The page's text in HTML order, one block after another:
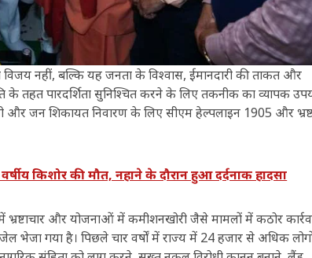
विजय नहीं, बल्कि यह जनता के विश्वास, ईमानदारी की ताकत और
के तहत पारदर्शिता सुनिश्चित करने के लिए तकनीक का व्यापक
और जन शिकायत निवारण के लिए सीएम हेल्पलाइन 1905 और
किशोर की मौत, नहाने के दौरान हुआ दर्दनाक हादसा
भ्रष्टाचार और योजनाओं में कमीशनखोरी जैसे मामलों में कठोर
भेजा गया है। पिछले चार वर्षों में राज्य में 24 हजार से अधिक